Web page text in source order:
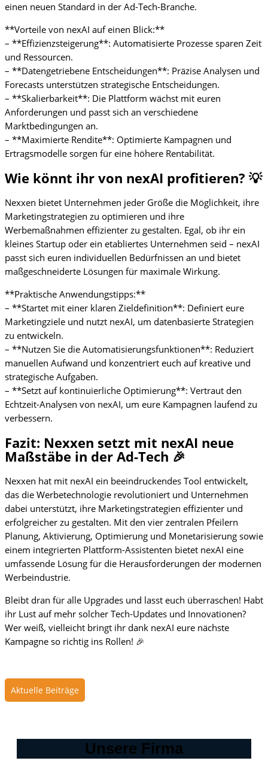
einen neuen Standard in der Ad-Tech-Branche.
**Vorteile von nexAI auf einen Blick:**
– **Effizienzsteigerung**: Automatisierte Prozesse sparen Zeit
und Ressourcen.
– **Datengetriebene Entscheidungen**: Präzise Analysen und
Forecasts unterstützen strategische Entscheidungen.
– **Skalierbarkeit**: Die Plattform wächst mit euren
Anforderungen und passt sich an verschiedene
Marktbedingungen an.
– **Maximierte Rendite**: Optimierte Kampagnen und
Ertragsmodelle sorgen für eine höhere Rentabilität.
Wie könnt ihr von nexAI profitieren? 💡
Nexxen bietet Unternehmen jeder Größe die Möglichkeit, ihre
Marketingstrategien zu optimieren und ihre
Werbemaßnahmen effizienter zu gestalten. Egal, ob ihr ein
kleines Startup oder ein etabliertes Unternehmen seid – nexAI
passt sich euren individuellen Bedürfnissen an und bietet
maßgeschneiderte Lösungen für maximale Wirkung.
**Praktische Anwendungstipps:**
– **Startet mit einer klaren Zieldefinition**: Definiert eure
Marketingziele und nutzt nexAI, um datenbasierte Strategien
zu entwickeln.
– **Nutzen Sie die Automatisierungsfunktionen**: Reduziert
manuellen Aufwand und konzentriert euch auf kreative und
strategische Aufgaben.
– **Setzt auf kontinuierliche Optimierung**: Vertraut den
Echtzeit-Analysen von nexAI, um eure Kampagnen laufend zu
verbessern.
Fazit: Nexxen setzt mit nexAI neue
Maßstäbe in der Ad-Tech 🎉
Nexxen hat mit nexAI ein beeindruckendes Tool entwickelt,
das die Werbetechnologie revolutioniert und Unternehmen
dabei unterstützt, ihre Marketingstrategien effizienter und
erfolgreicher zu gestalten. Mit den vier zentralen Pfeilern
Planung, Aktivierung, Optimierung und Monetarisierung sowie
einem integrierten Plattform-Assistenten bietet nexAI eine
umfassende Lösung für die Herausforderungen der modernen
Werbeindustrie.
Bleibt dran für alle Upgrades und lasst euch überraschen! Habt
ihr Lust auf mehr solcher Tech-Updates und Innovationen?
Wer weiß, vielleicht bringt ihr dank nexAI eure nächste
Kampagne so richtig ins Rollen! 🎉
Aktuelle Beiträge
Unsere Firma